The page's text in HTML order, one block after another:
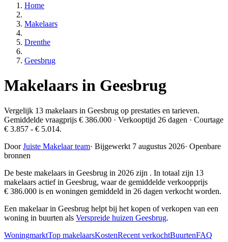
Home
Makelaars
Drenthe
Geesbrug
Makelaars in Geesbrug
Vergelijk 13 makelaars in Geesbrug op prestaties en tarieven.
Gemiddelde vraagprijs € 386.000 · Verkooptijd 26 dagen · Courtage
€ 3.857 - € 5.014.
DoorJuiste Makelaar team· Bijgewerkt 7 augustus 2026· Openbare
bronnen
De beste makelaars in Geesbrug in 2026 zijn . In totaal zijn 13
makelaars actief in Geesbrug, waar de gemiddelde verkoopprijs
€ 386.000 is en woningen gemiddeld in 26 dagen verkocht worden.
Een makelaar in Geesbrug helpt bij het kopen of verkopen van een
woning in buurten als Verspreide huizen Geesbrug.
WoningmarktTop makelaarsKostenRecent verkochtBuurtenFAQ